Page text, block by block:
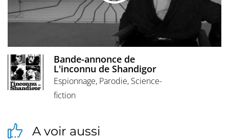
Bande-annonce de
L'inconnu de Shandigor
Espionnage, Parodie, Science-
fiction
A voir aussi